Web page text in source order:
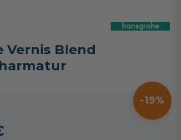
Vernis Blend
19